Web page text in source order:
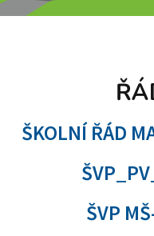
ŠKOLNÍ ŘÁD
ŠVP